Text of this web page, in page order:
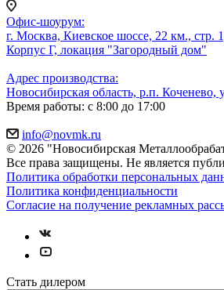
Офис-шоурум:
г. Москва, Киевское шоссе, 22 км., стр.
Корпус Г, локация "Загородный дом"
Адрес производства:
Новосибирская область, р.п.
Время работы: с 8:00 до 17:00
info@novmk.ru
© 2026 "Новосибирская
Все права защищены. Не является
Политика обработки персональных
Политика конфиденциальности
Согласие на получение рекламных
Стать дилером